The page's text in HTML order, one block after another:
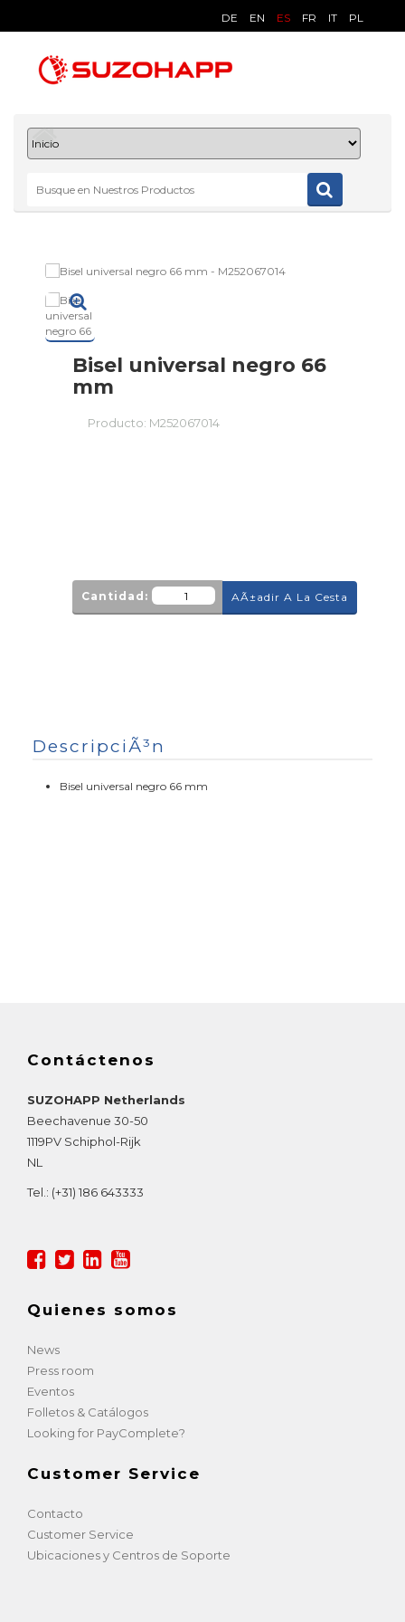
DE EN ES FR IT PL
Bisel universal negro 66
mm
Producto: M252067014
Cantidad: AÃ±adir A La Cesta
DescripciÃ³n
Bisel universal negro 66 mm
Contáctenos
SUZOHAPP Netherlands
Beechavenue 30-50
1119PV Schiphol-Rijk
NL
Tel.: (+31) 186 643333
Quienes somos
News
Press room
Eventos
Folletos & Catálogos
Looking for PayComplete?
Customer Service
Contacto
Customer Service
Ubicaciones y Centros de Soporte